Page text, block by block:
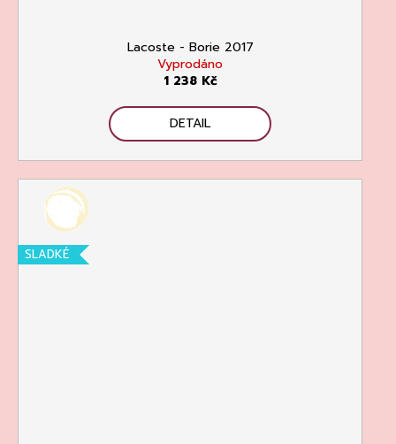
Lacoste - Borie 2017
Vyprodáno
1 238 Kč
DETAIL
SLADKÉ